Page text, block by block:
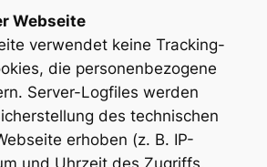
Webseite
verwendet keine Tracking-
die personenbezogene
Server-Logfiles werden
des technischen
erhoben (z. B. IP-